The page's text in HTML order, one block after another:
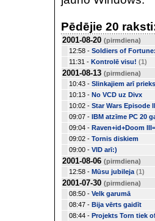
Pēdējie 20
2001-08-20 (pirmdiena)
12:58 - Soldiers of
11:31 - Kontrolē visu! (1)
2001-08-13 (pirmdiena)
10:43 - Slinkajiem arī
10:13 - No VCD uz Divx
10:02 - Star Wars Episode
09:07 - IBM atzīme PC 20
09:04 - Raven+id+Doom
09:02 - Tornis diskiem
09:00 - VID arī:)
2001-08-06 (pirmdiena)
12:58 - Mūsu jubileja (1)
2001-07-30 (pirmdiena)
08:50 - Velk garumā
08:47 - Bija vērts gaidīt
08:44 - Projekts Torn tiek